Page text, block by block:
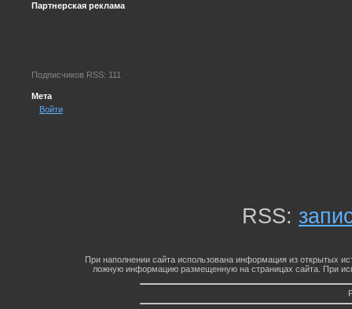
Партнерская реклама
Подписчиков RSS: 111
Мета
Войти
RSS:
При наполнении сайта использована информация из открытых
ложную информацию размещенную на страницах сайта. При